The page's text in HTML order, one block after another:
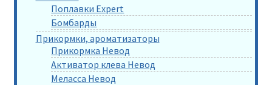
Поплавки Expert
Бомбарды
Прикормки, ароматизаторы
Прикормка Невод
Активатор клева Невод
Меласса Невод